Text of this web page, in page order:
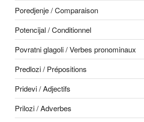
Poredjenje / Comparaison
Potencijal / Conditionnel
Povratni glagoli / Verbes pronominaux
Predlozi / Prépositions
Pridevi / Adjectifs
Prilozi / Adverbes